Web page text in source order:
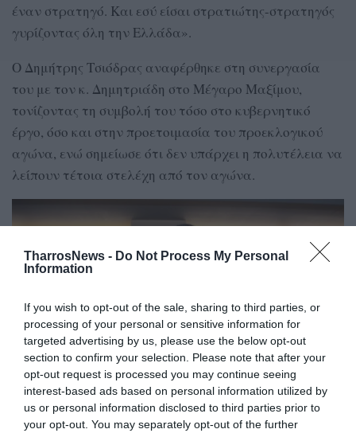
TharrosNews - Do Not Process My Personal
Information
If you wish to opt-out of the sale, sharing to third parties, or
processing of your personal or sensitive information for
targeted advertising by us, please use the below opt-out
section to confirm your selection. Please note that after your
opt-out request is processed you may continue seeing
interest-based ads based on personal information utilized by
us or personal information disclosed to third parties prior to
your opt-out. You may separately opt-out of the further
έναν στρατηγό. Και εσύ είσαι στρατιώτης-στρατηγός
γυρίζοντας όλη την Ελλάδα».
Ο Δημήτρης Τσιόδρας αναφέρθηκε στη συνεργασία
του με τον κ. Δημητριάδη στο Μέγαρο Μαξίμου,
τονίζοντας τη συμβολή του τόσο στο κυβερνητικό
έργο, όσο και στην προετοιμασία του προεκλογικού
αγώνα, ενώ σημείωσε ότι δεν υπάρχει η πολυτέλεια να
λείπουν τέτοια στελέχη από τον αγώνα.